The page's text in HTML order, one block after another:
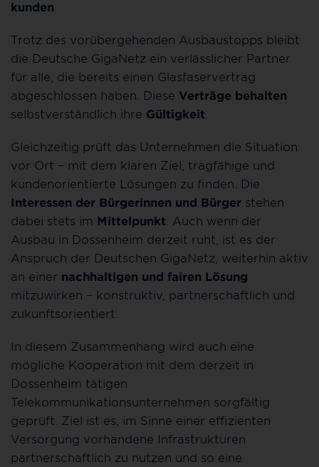
kunden
Trotz des vorübergehenden Ausbaustopps bleibt
die Deutsche GigaNetz ein verlässlicher Partner
für alle, die bereits einen Glasfaservertrag
abgeschlossen haben. Diese Verträge behalten
selbstverständlich ihre Gültigkeit
Gleichzeitig prüft das Unternehmen die Situation
vor Ort – mit dem klaren Ziel, tragfähige und
kundenorientierte Lösungen zu finden. Die
Interessen der Bürgerinnen und Bürger stehen
dabei stets im Mittelpunkt . Auch wenn der
Ausbau in Dossenheim derzeit ruht, ist es der
Anspruch der Deutschen GigaNetz, weiterhin aktiv
an einer nachhaltigen und fairen Lösung
mitzuwirken – konstruktiv, partnerschaftlich und
zukunftsorientiert.
In diesem Zusammenhang wird auch eine
mögliche Kooperation mit dem derzeit in
Dossenheim tätigen
Telekommunikationsunternehmen sorgfältig
geprüft. Ziel ist es, im Sinne einer effizienten
Versorgung vorhandene Infrastrukturen
partnerschaftlich zu nutzen und so eine